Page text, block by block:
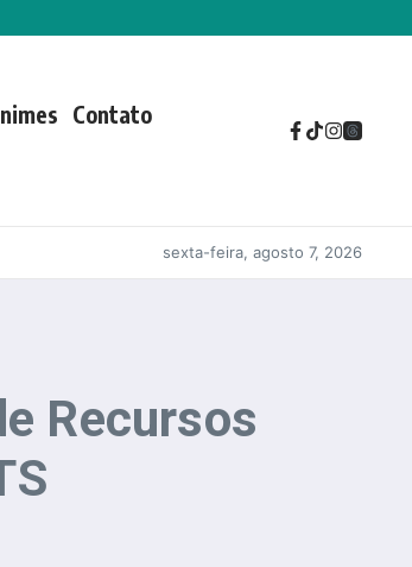
Contato
sexta-feira, agosto 7, 2026
Recursos